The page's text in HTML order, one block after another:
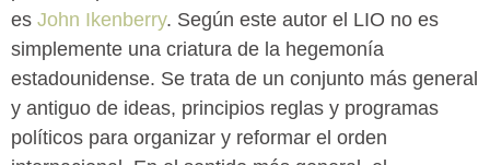
es John Ikenberry. Según este autor el LIO no es
simplemente una criatura de la hegemonía
estadounidense. Se trata de un conjunto más general
y antiguo de ideas, principios reglas y programas
políticos para organizar y reformar el orden